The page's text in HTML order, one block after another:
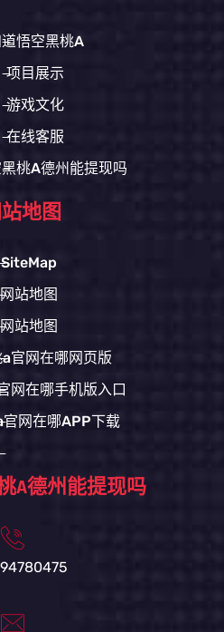
悟空黑桃A
项目展示
游戏文化
在线客服
桃A德州能提现吗
地图
SiteMap
网站地图
网站地图
官网在哪网页版
网在哪手机版入口
网在哪APP下载
A德州能提现吗